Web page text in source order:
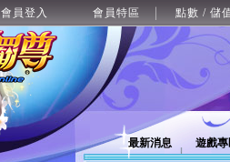
會員登入 會員特區 點數 / 儲
最新消息 遊戲